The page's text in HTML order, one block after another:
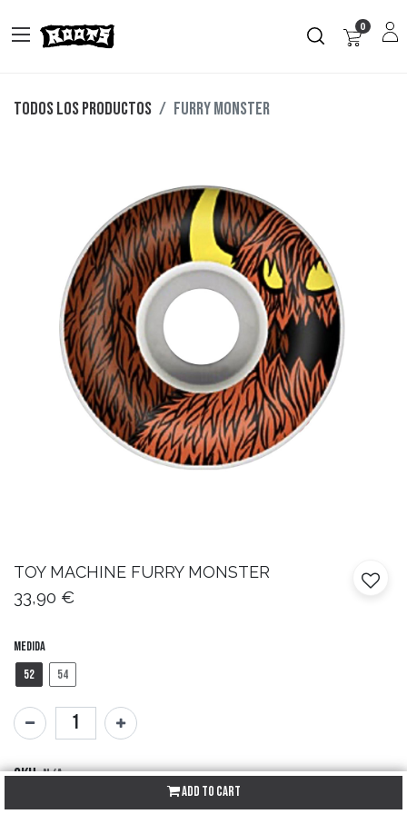
0
Todos los productos FURRY MONSTER
TOY MACHINE FURRY MONSTER
33,90 €
Medida
52
54
Add to Cart
SKU:N/A